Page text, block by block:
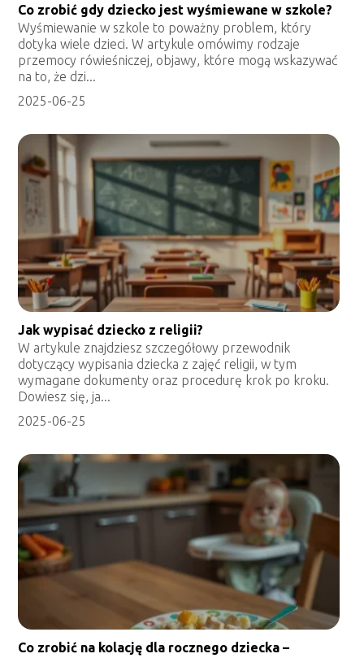
Co zrobić gdy dziecko jest wyśmiewane w szkole?
Wyśmiewanie w szkole to poważny problem, który
dotyka wiele dzieci. W artykule omówimy rodzaje
przemocy rówieśniczej, objawy, które mogą wskazywać
na to, że dzi...
2025-06-25
Jak wypisać dziecko z religii?
W artykule znajdziesz szczegółowy przewodnik
dotyczący wypisania dziecka z zajęć religii, w tym
wymagane dokumenty oraz procedurę krok po kroku.
Dowiesz się, ja...
2025-06-25
Co zrobić na kolację dla rocznego dziecka –